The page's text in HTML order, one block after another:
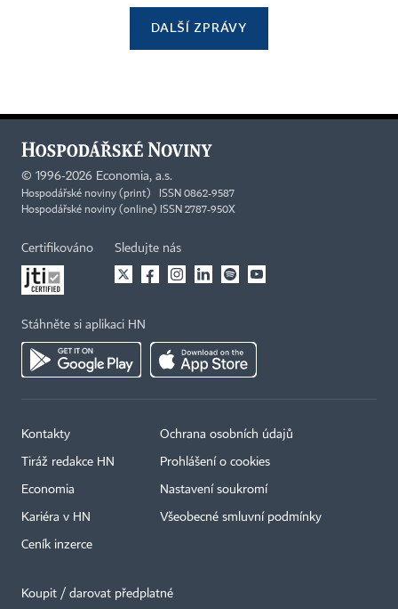
DALŠÍ ZPRÁVY
© 1996-2026 Economia, a.s.
Hospodářské noviny (print) ISSN 0862-9587
Hospodářské noviny (online) ISSN 2787-950X
Certifikováno Sledujte nás
Stáhněte si aplikaci HN
Kontakty
Tiráž redakce HN
Economia
Kariéra v HN
Ceník inzerce
Ochrana osobních údajů
Prohlášení o cookies
Nastavení soukromí
Všeobecné smluvní podmínky
Koupit / darovat předplatné